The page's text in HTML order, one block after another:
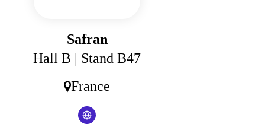
Safran
Hall B | Stand B47
France